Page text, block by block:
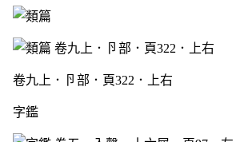
卷九上．卪部．頁322．上右
字鑑